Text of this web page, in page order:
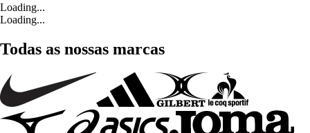
Loading...
Loading...
Todas as nossas marcas